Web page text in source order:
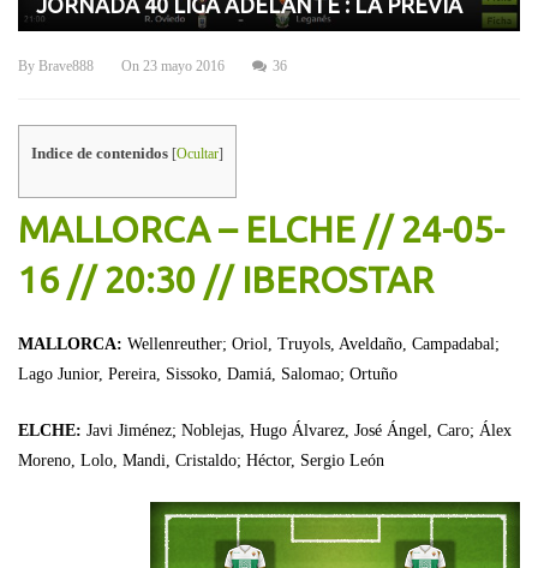
JORNADA 40 LIGA ADELANTE : LA PREVIA
By Brave888 On 23 mayo 2016 36
Indice de contenidos [Ocultar]
MALLORCA – ELCHE // 24-05-
16 // 20:30 // IBEROSTAR
MALLORCA: Wellenreuther; Oriol, Truyols, Aveldaño, Campadabal;
Lago Junior, Pereira, Sissoko, Damiá, Salomao; Ortuño
ELCHE: Javi Jiménez; Noblejas, Hugo Álvarez, José Ángel, Caro; Álex
Moreno, Lolo, Mandi, Cristaldo; Héctor, Sergio León